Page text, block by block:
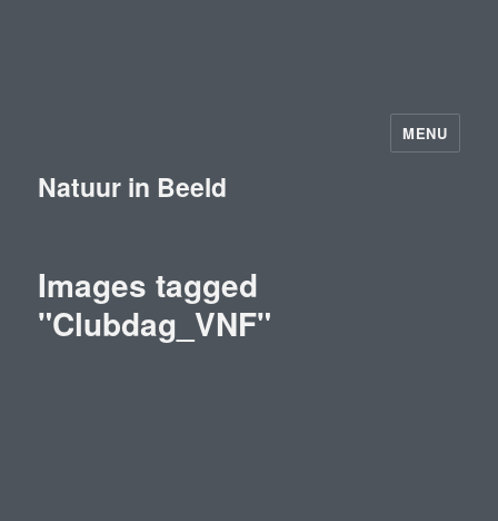
Natuur in Beeld
MENU
Images tagged
"Clubdag_VNF"